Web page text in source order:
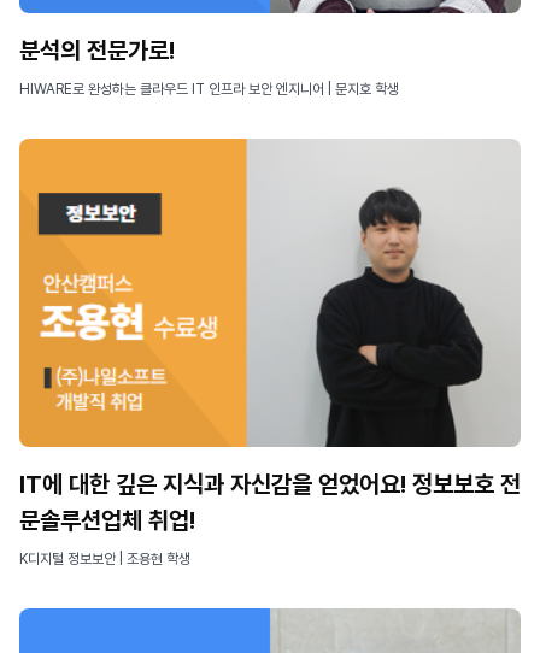
분석의 전문가로!
HIWARE로 완성하는 클라우드 IT 인프라 보안 엔지니어 | 문지호 학생
IT에 대한 깊은 지식과 자신감을 얻었어요! 정보보호 전
문솔루션업체 취업!
K디지털 정보보안 | 조용현 학생